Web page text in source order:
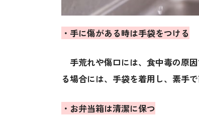
・手に傷がある時は手袋をつける
手荒れや傷口には、食中毒の原
る場合には、手袋を着用し、素手
・お弁当箱は清潔に保つ